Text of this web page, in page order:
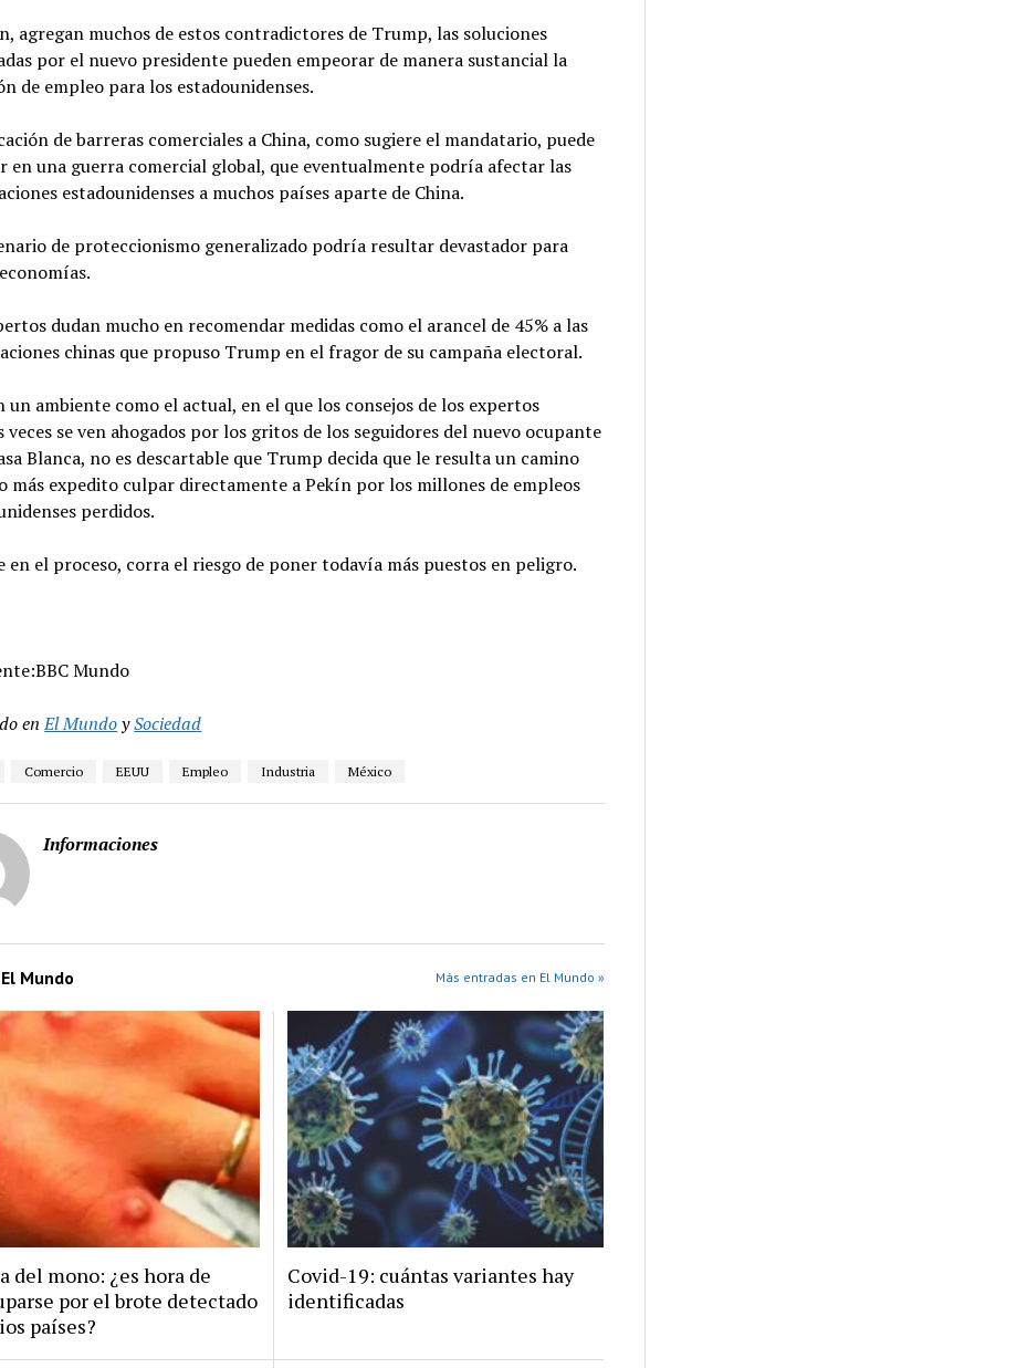
agregan muchos de estos contradictores de Trump, las soluciones
por el nuevo presidente pueden empeorar de manera sustancial la
de empleo para los estadounidenses.
de barreras comerciales a China, como sugiere el mandatario, puede
en una guerra comercial global, que eventualmente podría afectar las
estadounidenses a muchos países aparte de China.
de proteccionismo generalizado podría resultar devastador para
dudan mucho en recomendar medidas como el arancel de 45% a las
chinas que propuso Trump en el fragor de su campaña electoral.
un ambiente como el actual, en el que los consejos de los expertos
veces se ven ahogados por los gritos de los seguidores del nuevo ocupante
Blanca, no es descartable que Trump decida que le resulta un camino
más expedito culpar directamente a Pekín por los millones de empleos
perdidos.
en el proceso, corra el riesgo de poner todavía más puestos en peligro.
Mundo
en El MundoySociedad
Comercio EEUU Empleo Industria México
Informaciones
El Mundo Más entradas en El Mundo »
del mono: ¿es hora de
por el brote detectado
países?
Covid-19: cuántas variantes hay
identificadas